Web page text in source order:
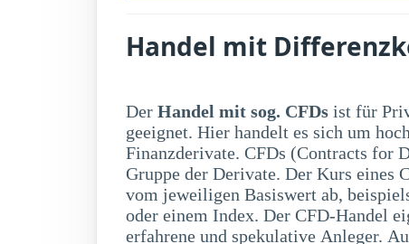
Handel mit
Der Handel mit sog. CFDs ist für
geeignet. Hier handelt es sich um
Finanzderivate. CFDs (Contracts for
Gruppe der Derivate. Der Kurs eines
vom jeweiligen Basiswert ab,
oder einem Index. Der CFD-Handel
erfahrene und spekulative Anleger.
einen Bruchteil der
entsteht aber eine entsprechende
CFD-Handel bestehen auch
das Risiko unkalkulierbarer
Totalverlust. Außerdem besteht auch
das Risiko auf Änderungen eines
Preisänderung des Basiswertes.